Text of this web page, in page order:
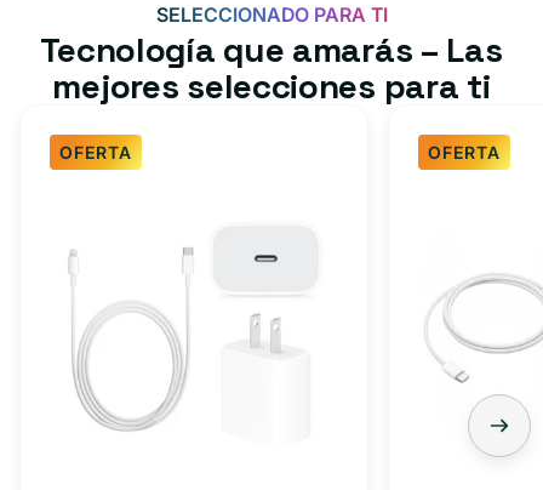
SELECCIONADO PARA TI
Tecnología que amarás – Las
mejores selecciones para ti
OFERTA OFERTA